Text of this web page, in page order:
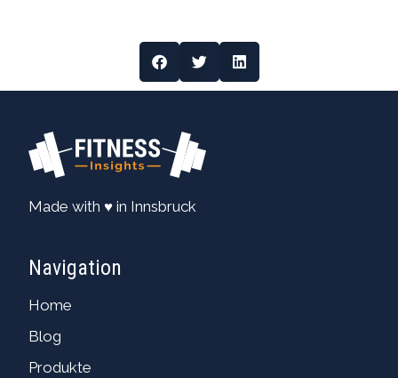
Made with ♥ in Innsbruck
Navigation
Home
Blog
Produkte